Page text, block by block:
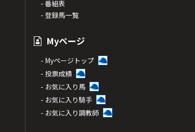
- 番組表
- 登録馬一覧
Myページ
- Myページトップ
- 投票成績
- お気に入り馬
- お気に入り騎手
- お気に入り調教師